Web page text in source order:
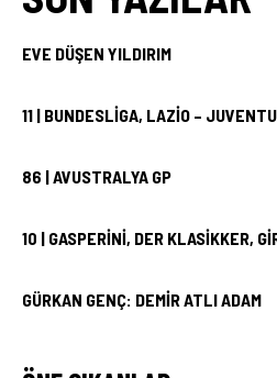
EVE DÜŞEN YILDIRIM
11 | BUNDESLIGA, LAZIO –
86 | AVUSTRALYA GP
10 | GASPERINI, DER KLASIKKER,
GÜRKAN GENÇ: DEMIR ATLI ADAM